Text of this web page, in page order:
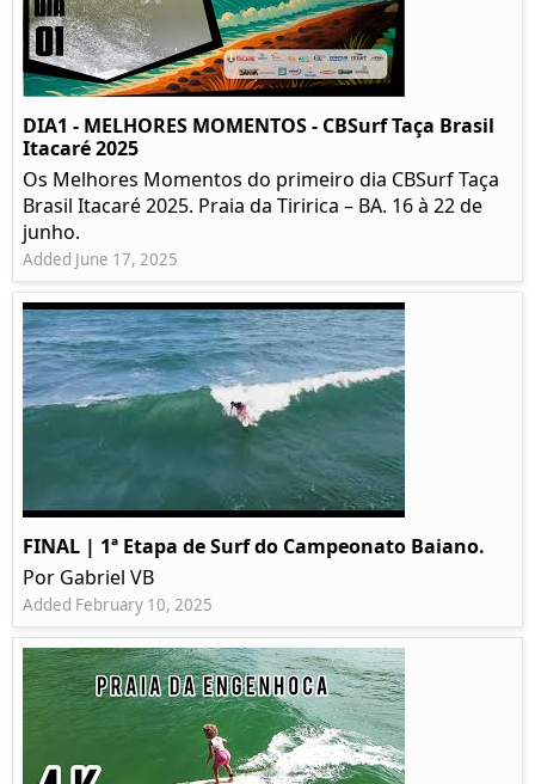
DIA1 - MELHORES MOMENTOS - CBSurf Taça Brasil
Itacaré 2025
Os Melhores Momentos do primeiro dia CBSurf Taça
Brasil Itacaré 2025. Praia da Tiririca – BA. 16 à 22 de
junho.
Added June 17, 2025
FINAL | 1ª Etapa de Surf do Campeonato Baiano.
Por Gabriel VB
Added February 10, 2025